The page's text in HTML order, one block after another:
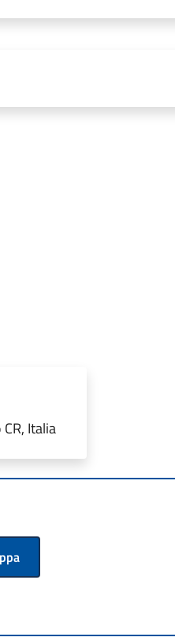
Italia